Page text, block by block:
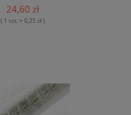
24,60 zł
( 1 szt. = 0,25 zł )